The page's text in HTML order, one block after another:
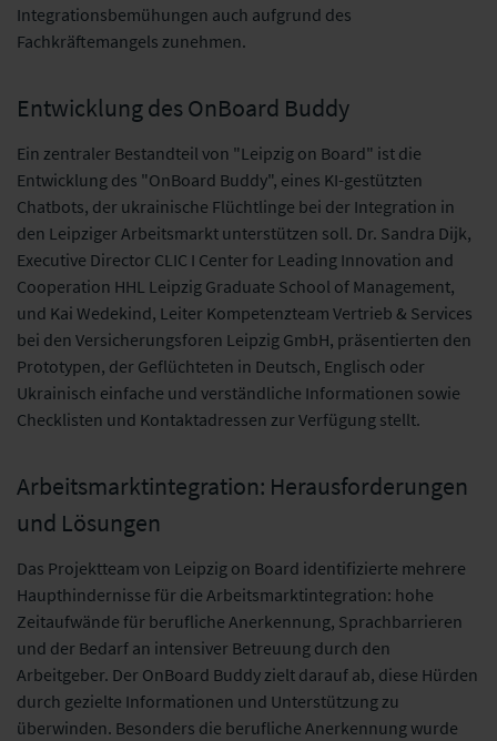
Integrationsbemühungen auch aufgrund des
Fachkräftemangels zunehmen.
Entwicklung des OnBoard Buddy
Ein zentraler Bestandteil von "Leipzig on Board" ist die
Entwicklung des "OnBoard Buddy", eines KI-gestützten
Chatbots, der ukrainische Flüchtlinge bei der Integration in
den Leipziger Arbeitsmarkt unterstützen soll. Dr. Sandra Dijk,
Executive Director CLIC I Center for Leading Innovation and
Cooperation HHL Leipzig Graduate School of Management,
und Kai Wedekind, Leiter Kompetenzteam Vertrieb & Services
bei den Versicherungsforen Leipzig GmbH, präsentierten den
Prototypen, der Geflüchteten in Deutsch, Englisch oder
Ukrainisch einfache und verständliche Informationen sowie
Checklisten und Kontaktadressen zur Verfügung stellt.
Arbeitsmarktintegration: Herausforderungen
und Lösungen
Das Projektteam von Leipzig on Board identifizierte mehrere
Haupthindernisse für die Arbeitsmarktintegration: hohe
Zeitaufwände für berufliche Anerkennung, Sprachbarrieren
und der Bedarf an intensiver Betreuung durch den
Arbeitgeber. Der OnBoard Buddy zielt darauf ab, diese Hürden
durch gezielte Informationen und Unterstützung zu
überwinden. Besonders die berufliche Anerkennung wurde